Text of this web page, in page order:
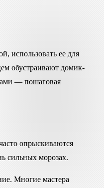
использовать ее для
обустраивают домик-
— пошаговая
опрыскиваются
сильных морозах.
Многие мастера